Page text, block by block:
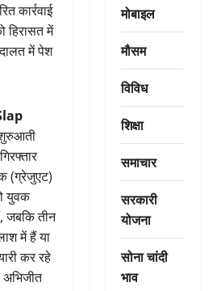
कार्रवाई
हिरासत में
में पेश
(ग्रेजुएट)
युवक
जबकि तीन
में हैं या
कर रहे
मोबाइल
मौसम
विविध
शिक्षा
समाचार
सरकारी
योजना
सोना चांदी
भाव